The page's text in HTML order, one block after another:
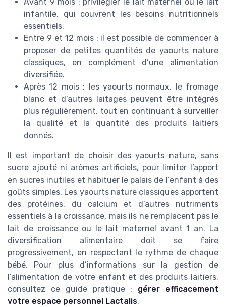
infantile, qui couvrent les besoins nutritionnels
essentiels.
Entre 9 et 12 mois : il est possible de commencer à
proposer de petites quantités de yaourts nature
classiques, en complément d’une alimentation
diversifiée.
Après 12 mois : les yaourts normaux, le fromage
blanc et d’autres laitages peuvent être intégrés
plus régulièrement, tout en continuant à surveiller
la qualité et la quantité des produits laitiers
donnés.
Il est important de choisir des yaourts nature, sans
sucre ajouté ni arômes artificiels, pour limiter l’apport
en sucres inutiles et habituer le palais de l’enfant à des
goûts simples. Les yaourts nature classiques apportent
des protéines, du calcium et d’autres nutriments
essentiels à la croissance, mais ils ne remplacent pas le
lait de croissance ou le lait maternel avant 1 an. La
diversification alimentaire doit se faire
progressivement, en respectant le rythme de chaque
bébé. Pour plus d’informations sur la gestion de
l’alimentation de votre enfant et des produits laitiers,
consultez ce guide pratique : gérer efficacement
votre espace personnel Lactalis.